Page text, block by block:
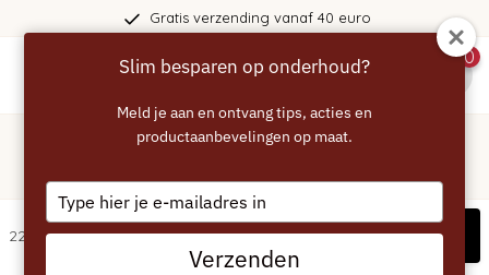
verzending vanaf 40 euro
0
Merken/MELITTA
22 artikelen Filters
Slim besparen op onderhoud?
Meld je aan en ontvang tips, acties en
productaanbevelingen op maat.
Type
your
email
Verzenden